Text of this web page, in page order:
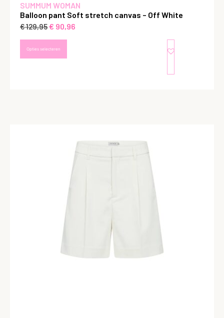
SUMMUM WOMAN
Balloon pant Soft stretch canvas – Off White
€129,95€ 90,96
Opties selecteren